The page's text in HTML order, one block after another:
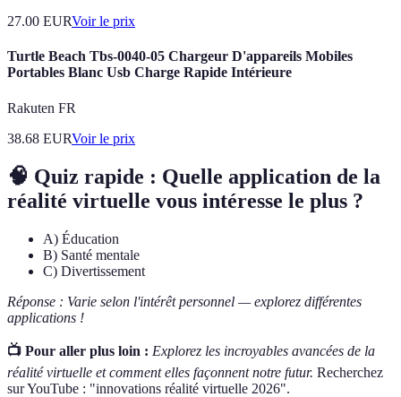
27.00 EURVoir le prix
Turtle Beach Tbs-0040-05 Chargeur D'appareils Mobiles
Portables Blanc Usb Charge Rapide Intérieure
Rakuten FR
38.68 EURVoir le prix
🧠 Quiz rapide : Quelle application de la
réalité virtuelle vous intéresse le plus ?
A) Éducation
B) Santé mentale
C) Divertissement
Réponse : Varie selon l'intérêt personnel — explorez différentes
applications !
📺 Pour aller plus loin : Explorez les incroyables avancées de la
réalité virtuelle et comment elles façonnent notre futur. Recherchez
sur YouTube : "innovations réalité virtuelle 2026".